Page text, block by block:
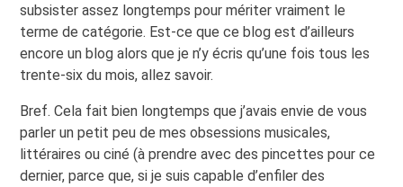
subsister assez longtemps pour mériter vraiment le
terme de catégorie. Est-ce que ce blog est d’ailleurs
encore un blog alors que je n’y écris qu’une fois tous les
trente-six du mois, allez savoir.
Bref. Cela fait bien longtemps que j’avais envie de vous
parler un petit peu de mes obsessions musicales,
littéraires ou ciné (à prendre avec des pincettes pour ce
dernier, parce que, si je suis capable d’enfiler des